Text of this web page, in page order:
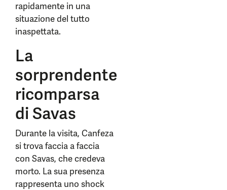
rapidamente in una
situazione del tutto
inaspettata.
La
sorprendente
ricomparsa
di Savas
Durante la visita, Canfeza
si trova faccia a faccia
con Savas, che credeva
morto. La sua presenza
rappresenta uno shock